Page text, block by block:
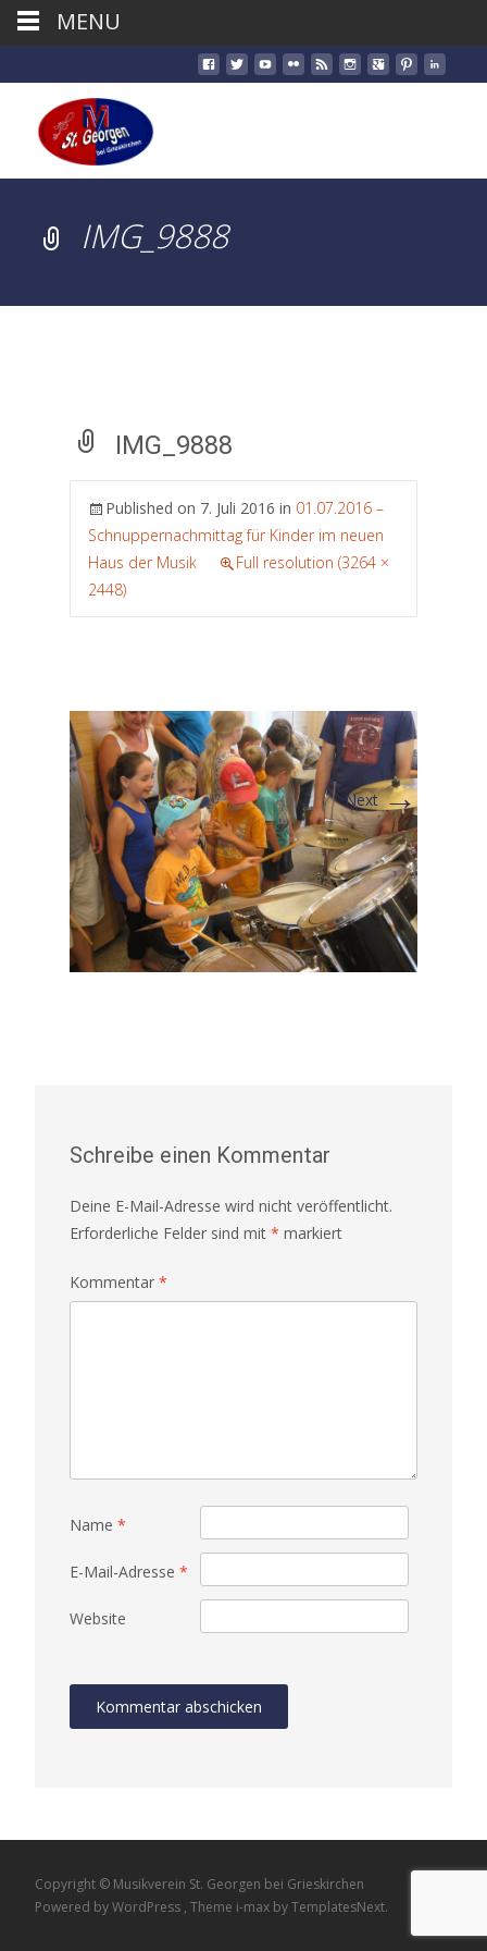
IMG_9888
IMG_9888
Published on 7. Juli 2016 in 01.07.2016 –
Schnuppernachmittag für Kinder im neuen
Haus der Musik
Full resolution (3264 ×
2448)
Next→
Schreibe einen Kommentar
Deine E-Mail-Adresse wird nicht veröffentlicht.
Erforderliche Felder sind mit * markiert
Kommentar *
Name *
E-Mail-Adresse *
Website
Copyright © Musikverein St. Georgen bei Grieskirchen
Powered by WordPress , Theme i-max by TemplatesNext.
MENU